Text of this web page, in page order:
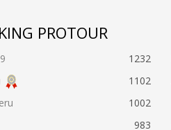
PROTOUR
1232
1102
1002
983